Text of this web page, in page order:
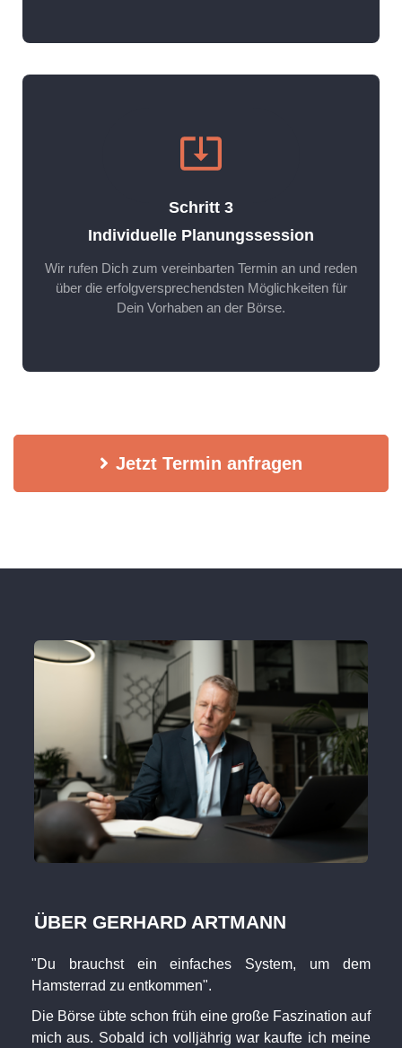
Schritt 3
Individuelle Planungssession
Wir rufen Dich zum vereinbarten Termin an und reden
über die erfolgversprechendsten Möglichkeiten für
Dein Vorhaben an der Börse.
Jetzt Termin anfragen
ÜBER GERHARD ARTMANN
"Du brauchst ein einfaches System, um dem
Hamsterrad zu entkommen".
Die Börse übte schon früh eine große Faszination auf
mich aus. Sobald ich volljährig war kaufte ich meine